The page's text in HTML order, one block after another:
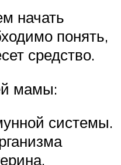
начать
понять,
средство.
мамы:
системы.